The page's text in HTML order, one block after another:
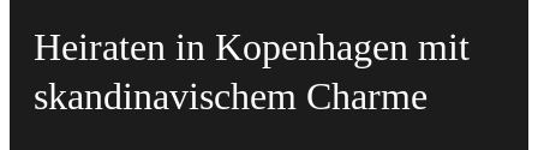
Heiraten in Kopenhagen mit
skandinavischem Charme